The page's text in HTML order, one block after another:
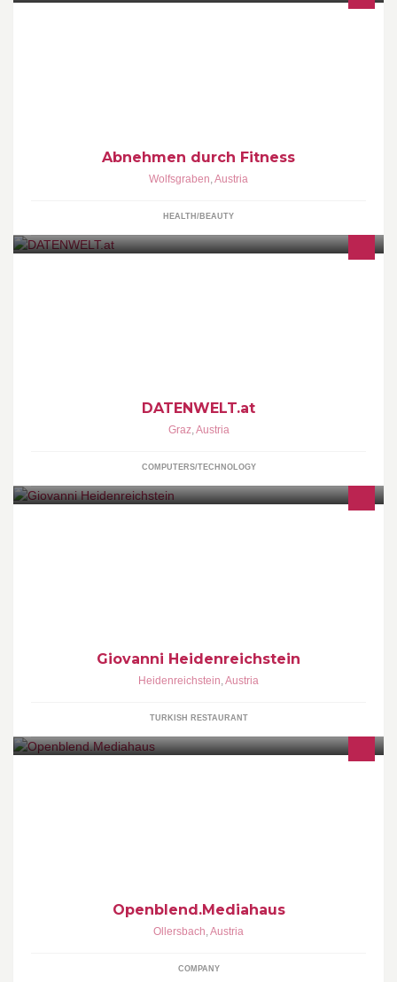
Abnehmen durch Fitness
Wolfsgraben,Austria
HEALTH/BEAUTY
DATENWELT.at
Graz,Austria
COMPUTERS/TECHNOLOGY
Giovanni Heidenreichstein
Heidenreichstein,Austria
TURKISH RESTAURANT
Openblend.Mediahaus
Ollersbach,Austria
COMPANY